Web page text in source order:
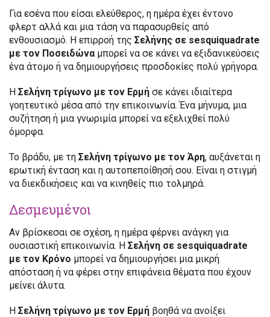
Για εσένα που είσαι ελεύθερος, η ημέρα έχει έντονο
φλερτ αλλά και μια τάση να παρασυρθείς από
ενθουσιασμό. Η επιρροή της Σελήνης σε sesquiquadrate
με τον Ποσειδώναμπορεί να σε κάνει να εξιδανικεύσεις
ένα άτομο ή να δημιουργήσεις προσδοκίες πολύ γρήγορα.
Η Σελήνη τρίγωνο με τον Ερμή σε κάνει ιδιαίτερα
γοητευτικό μέσα από την επικοινωνία. Ένα μήνυμα, μια
συζήτηση ή μια γνωριμία μπορεί να εξελιχθεί πολύ
όμορφα.
Το βράδυ, με τη Σελήνη τρίγωνο με τον Άρη, αυξάνεται η
ερωτική ένταση και η αυτοπεποίθησή σου. Είναι η στιγμή
να διεκδικήσεις και να κινηθείς πιο τολμηρά.
Δεσμευμένοι
Αν βρίσκεσαι σε σχέση, η ημέρα φέρνει ανάγκη για
ουσιαστική επικοινωνία. Η Σελήνη σε sesquiquadrate
με τον Κρόνο μπορεί να δημιουργήσει μια μικρή
απόσταση ή να φέρει στην επιφάνεια θέματα που έχουν
μείνει άλυτα.
Η Σελήνη τρίγωνο με τον Ερμή βοηθά να ανοίξει